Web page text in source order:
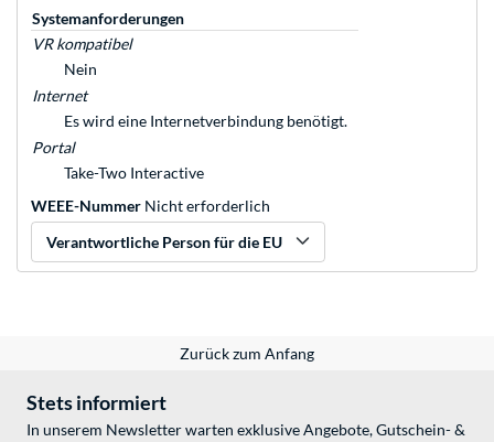
Systemanforderungen
VR kompatibel
Nein
Internet
Es wird eine Internetverbindung benötigt.
Portal
Take-Two Interactive
WEEE-Nummer Nicht erforderlich
Verantwortliche Person für die EU
Zurück zum Anfang
Stets informiert
In unserem Newsletter warten exklusive Angebote, Gutschein- &